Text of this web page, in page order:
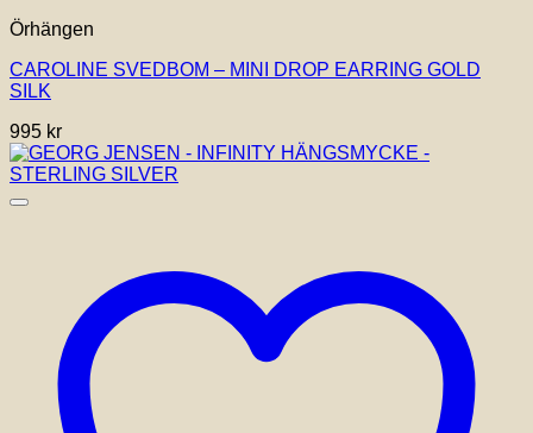
Örhängen
CAROLINE SVEDBOM – MINI DROP EARRING GOLD
SILK
995 kr